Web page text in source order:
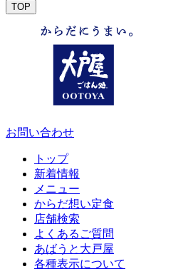
TOP
お問い合わせ
トップ
新着情報
メニュー
からだ想い定食
店舗検索
よくあるご質問
あばうと大戸屋
各種表示について